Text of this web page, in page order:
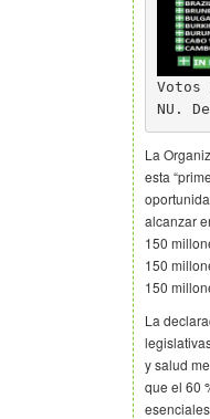
Votos
NU.
La
esta
alcanzar
150
150
150
La
y salud
que el 60